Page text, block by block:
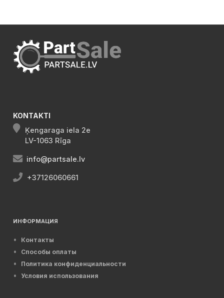
KONTAKTI
Ķengaraga iela 2e
LV-1063 Rīga
info@partsale.lv
+37126060661
ИНФОРМАЦИЯ
Контакты
Способы оплаты
Политика конфиденциальности
Условия использования